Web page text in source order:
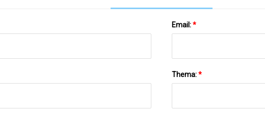
Email:*
Thema:*